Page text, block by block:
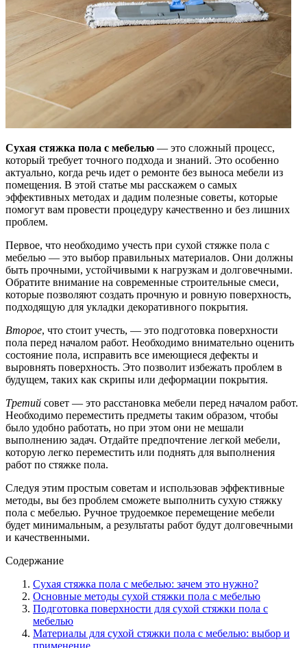
Сухая стяжка пола с мебелью — это сложный процесс,
который требует точного подхода и знаний. Это особенно
актуально, когда речь идет о ремонте без выноса мебели из
помещения. В этой статье мы расскажем о самых
эффективных методах и дадим полезные советы, которые
помогут вам провести процедуру качественно и без лишних
проблем.
Первое, что необходимо учесть при сухой стяжке пола с
мебелью — это выбор правильных материалов. Они должны
быть прочными, устойчивыми к нагрузкам и долговечными.
Обратите внимание на современные строительные смеси,
которые позволяют создать прочную и ровную поверхность,
подходящую для укладки декоративного покрытия.
Второе, что стоит учесть, — это подготовка поверхности
пола перед началом работ. Необходимо внимательно оценить
состояние пола, исправить все имеющиеся дефекты и
выровнять поверхность. Это позволит избежать проблем в
будущем, таких как скрипы или деформации покрытия.
Третий совет — это расстановка мебели перед началом работ.
Необходимо переместить предметы таким образом, чтобы
было удобно работать, но при этом они не мешали
выполнению задач. Отдайте предпочтение легкой мебели,
которую легко переместить или поднять для выполнения
работ по стяжке пола.
Следуя этим простым советам и использовав эффективные
методы, вы без проблем сможете выполнить сухую стяжку
пола с мебелью. Ручное трудоемкое перемещение мебели
будет минимальным, а результаты работ будут долговечными
и качественными.
Содержание
Сухая стяжка пола с мебелью: зачем это нужно?
Основные методы сухой стяжки пола с мебелью
Подготовка поверхности для сухой стяжки пола с
мебелью
Материалы для сухой стяжки пола с мебелью: выбор и
применение